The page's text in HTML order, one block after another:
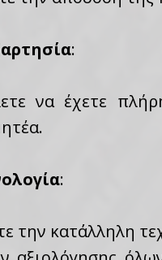
:
να έχετε
:
την κατάλληλη